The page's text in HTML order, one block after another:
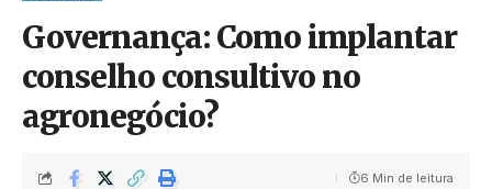
Governança: Como implantar
conselho consultivo no
agronegócio?
6 Min de leitura